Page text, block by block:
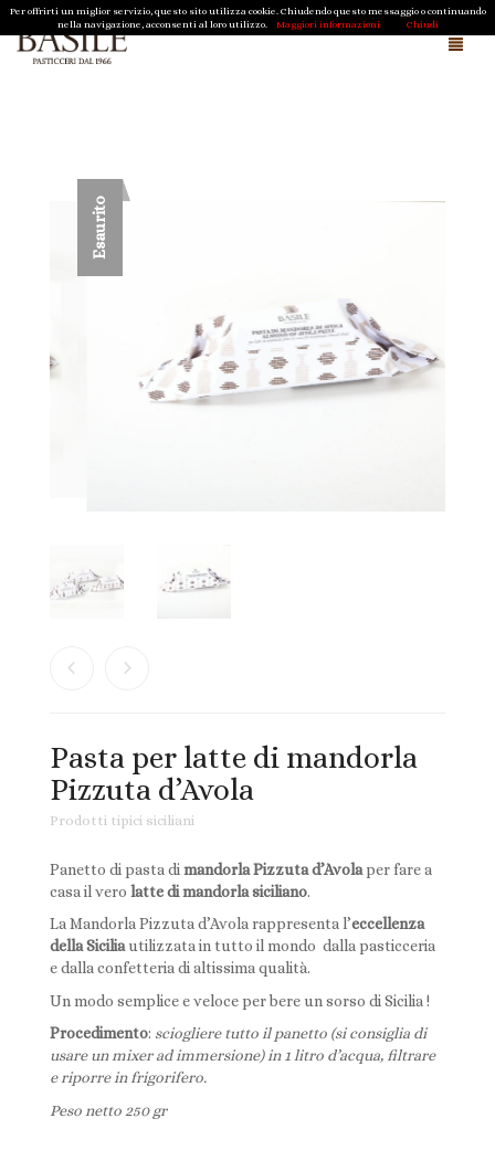
Cioccolato della Sergenzia di Scicli
Biscotti Tipici Ragusani
Paste di mandorla
Torroni
Natale
Esaurito
Pasta per latte di mandorla
Pizzuta d’Avola
Prodotti tipici siciliani
Panetto di pasta dimandorla Pizzuta d’Avolaper fare a
casa il vero latte di mandorla siciliano.
La Mandorla Pizzuta d’Avola rappresenta l’ eccellenza
della Siciliautilizzata in tutto il mondo dalla pasticceria
e dalla confetteria di altissima qualità.
Un modo semplice e veloce per bere un sorso di Sicilia !
Procedimento: sciogliere tutto il panetto (si consiglia di
usare un mixer ad immersione) in 1 litro d’acqua, filtrare
e riporre in frigorifero.
Peso netto 250 gr
Per offrirti un miglior servizio, questo sito utilizza cookie. Chiudendo questo messaggio o continuando
nella navigazione, acconsenti al loro utilizzo.
Maggiori informazioni Chiudi